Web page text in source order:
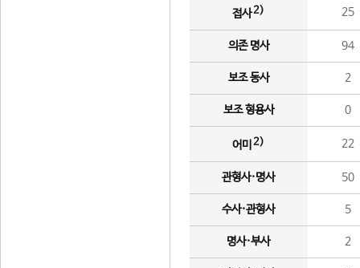
접사2) 25
의존 명사 94
보조 동사 2
보조 형용사 0
어미 2) 22
관형사·명사 50
수사·관형사 5
명사·부사 2